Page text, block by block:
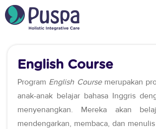
English Course
Program English Coursemerupakan
anak-anak belajar bahasa Inggris
menyenangkan. Mereka akan
mendengarkan, membaca, dan